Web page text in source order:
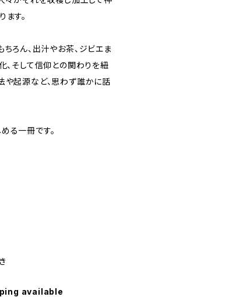
す。
ろん、出汁やお茶、ジビエま
、そして信仰との関わりを紐
や起源など、思わず誰かに話
る一冊です。
available